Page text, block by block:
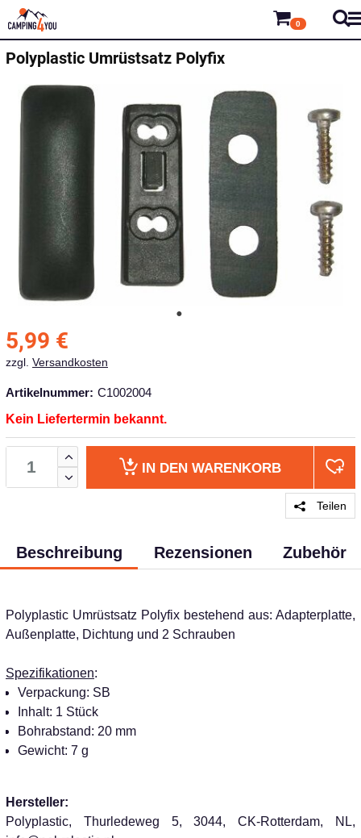
0
Polyplastic Umrüstsatz Polyfix
5,99 €
zzgl. Versandkosten
Artikelnummer: C1002004
Kein Liefertermin bekannt.
IN DEN WARENKORB
Teilen
Beschreibung Rezensionen Zubehör
Polyplastic Umrüstsatz Polyfix bestehend aus: Adapterplatte,
Außenplatte, Dichtung und 2 Schrauben
Spezifikationen:
Verpackung: SB
Inhalt: 1 Stück
Bohrabstand: 20 mm
Gewicht: 7 g
Hersteller:
Polyplastic, Thurledeweg 5, 3044, CK-Rotterdam, NL,